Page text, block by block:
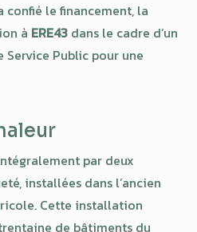
confié le financement, la
à ERE43 dans le cadre d’un
Public pour une
par deux
installées dans l’ancien
Cette installation
de bâtiments du